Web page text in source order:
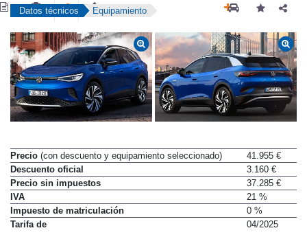
Precio(con descuento y equipamiento seleccionado)
41.955 €
Descuento oficial
3.160 €
Precio sin impuestos
37.285 €
IVA
21 %
Impuesto de matriculación
0 %